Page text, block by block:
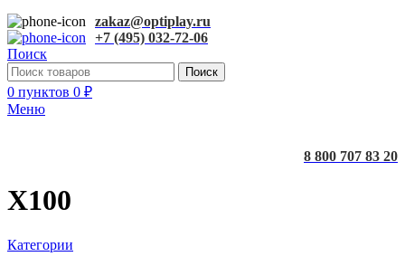
zakaz@optiplay.ru
+7 (495) 032-72-06
Поиск
Поиск
0 пунктов 0 ₽
Меню
8 800 707 83 20
X100
Категории